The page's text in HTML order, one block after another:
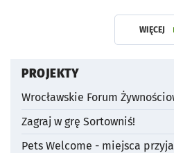
WIĘCEJ
PROJEKTY
Wrocławskie Forum
Zagraj w grę Sortowniś!
Pets Welcome - miejsca